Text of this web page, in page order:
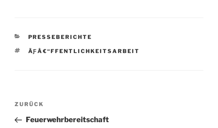
KATEGORIEN
PRESSEBERICHTE
SCHLAGWÖRTER
ÃƑÂ€“FFENTLICHKEITSARBEIT
Beitragsnavigation
Vorheriger
Beitrag
ZURÜCK
Feuerwehrbereitschaft